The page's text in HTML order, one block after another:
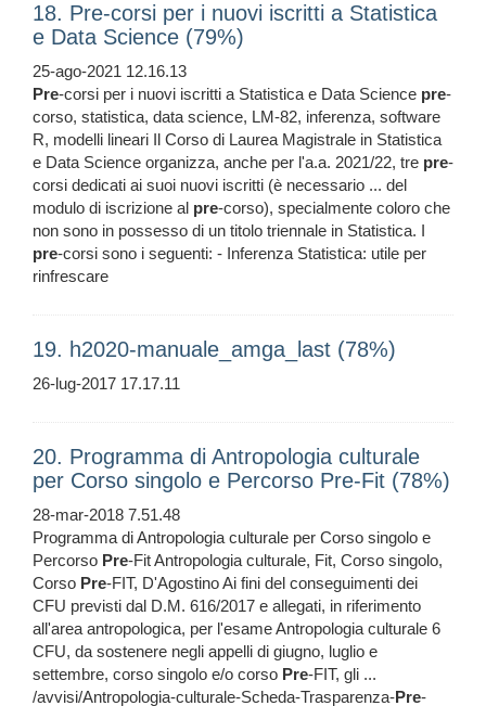
18. Pre-corsi per i nuovi iscritti a Statistica
e Data Science (79%)
25-ago-2021 12.16.13
Pre-corsi per i nuovi iscritti a Statistica e Data Science pre-
corso, statistica, data science, LM-82, inferenza, software
R, modelli lineari Il Corso di Laurea Magistrale in Statistica
e Data Science organizza, anche per l'a.a. 2021/22, tre pre-
corsi dedicati ai suoi nuovi iscritti (è necessario ... del
modulo di iscrizione al pre-corso), specialmente coloro che
non sono in possesso di un titolo triennale in Statistica. I
pre-corsi sono i seguenti: - Inferenza Statistica: utile per
rinfrescare
19. h2020-manuale_amga_last (78%)
26-lug-2017 17.17.11
20. Programma di Antropologia culturale
per Corso singolo e Percorso Pre-Fit (78%)
28-mar-2018 7.51.48
Programma di Antropologia culturale per Corso singolo e
Percorso Pre-Fit Antropologia culturale, Fit, Corso singolo,
Corso Pre-FIT, D'Agostino Ai fini del conseguimenti dei
CFU previsti dal D.M. 616/2017 e allegati, in riferimento
all'area antropologica, per l'esame Antropologia culturale 6
CFU, da sostenere negli appelli di giugno, luglio e
settembre, corso singolo e/o corso Pre-FIT, gli ...
/avvisi/Antropologia-culturale-Scheda-Trasparenza-Pre-